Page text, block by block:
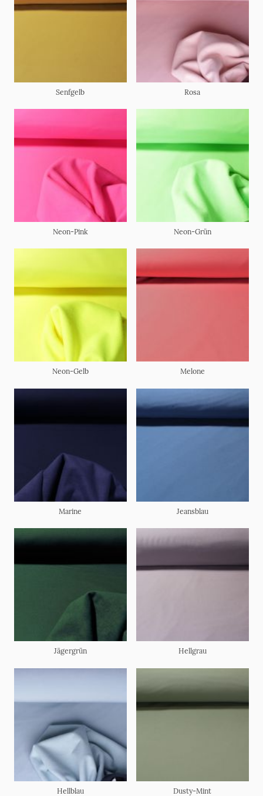
Senfgelb Rosa
Neon-Pink Neon-Grün
Neon-Gelb Melone
Marine Jeansblau
Jägergrün Hellgrau
Hellblau Dusty-Mint